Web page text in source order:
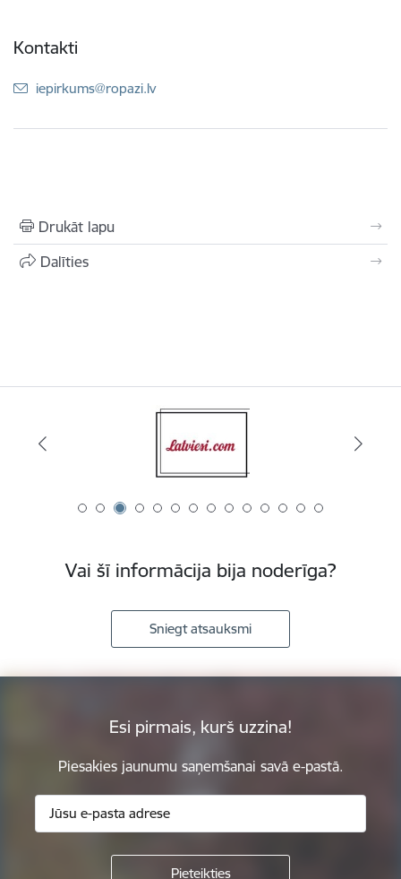
Kontakti
E-pasts:
iepirkums@ropazi.lv
Drukāt lapu
Dalīties
Vai šī informācija bija noderīga?
Sniegt atsauksmi
Esi pirmais, kurš uzzina!
Piesakies jaunumu saņemšanai savā e-pastā.